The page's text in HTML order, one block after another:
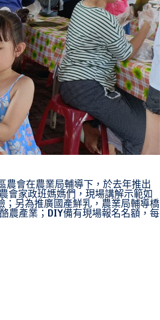
農會在農業局輔導下，於去年推出
會家政班媽媽們，現場講解示範如
另為推廣國產鮮乳，農業局輔導橋
農產業；DIY備有現場報名名額，每